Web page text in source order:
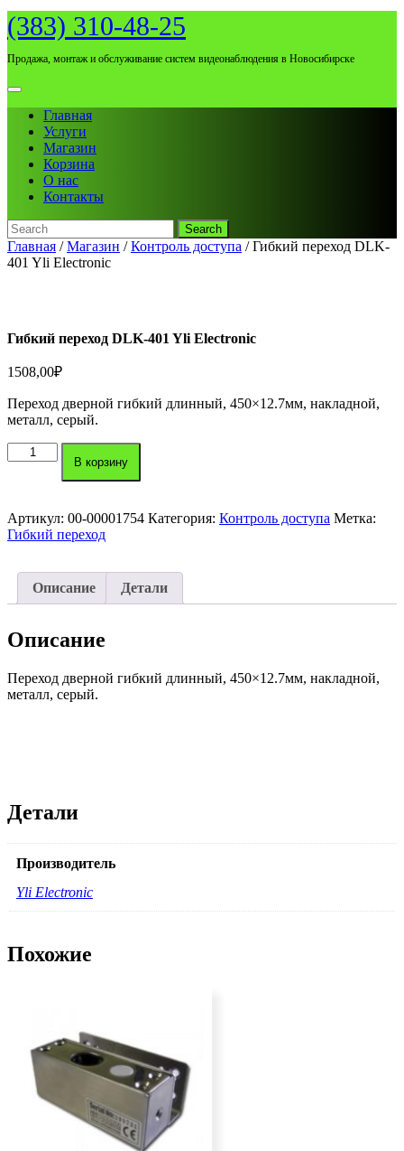
Skip
to
(383) 310-48-25
Продажа, монтаж и обслуживание систем видеонаблюдения в Новосибирске
Open
MenuГлавная
Услуги
Магазин
Корзина
О нас
Контакты
Search
for:
Close
Menu
Главная /Магазин /Контроль доступа / Гибкий переход DLK-
401 Yli Electronic
Гибкий переход DLK-401 Yli Electronic
1508,00₽
Переход дверной гибкий длинный, 450×12.7мм, накладной,
металл, серый.
Количество
товара
DLK-
401
В корзину
Артикул: 00-00001754 Категория: Контроль доступа Метка:
Гибкий переход
Описание Детали
Описание
Переход дверной гибкий длинный, 450×12.7мм, накладной,
металл, серый.
Детали
Производитель
Yli Electronic
Похожие